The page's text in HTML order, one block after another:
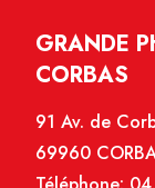
GRANDE
CORBAS
91 Av. de
69960